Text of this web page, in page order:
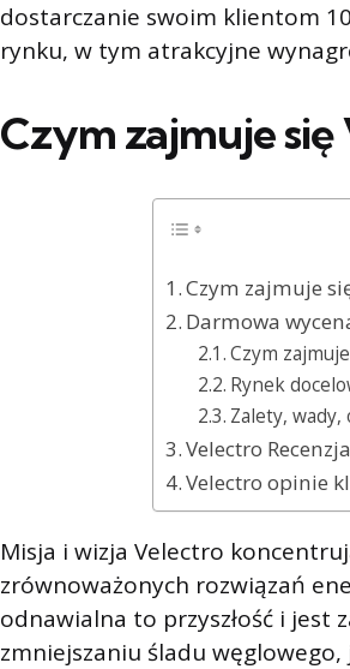
dostarczanie swoim klientom
rynku, w tym atrakcyjne
Czym zajmuje się
Czym zajmuje
Darmowa
Czym
Rynek
Zalety,
Velectro
Velectro opinie
Misja i wizja Velectro
zrównoważonych rozwiązań
odnawialna to przyszłość i jest
zmniejszaniu śladu